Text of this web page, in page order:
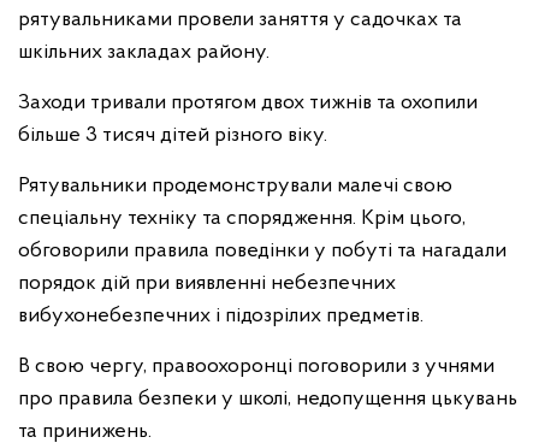
рятувальниками провели заняття у садочках та
шкільних закладах району.
Заходи тривали протягом двох тижнів та охопили
більше 3 тисяч дітей різного віку.
Рятувальники продемонстрували малечі свою
спеціальну техніку та спорядження. Крім цього,
обговорили правила поведінки у побуті та нагадали
порядок дій при виявленні небезпечних
вибухонебезпечних і підозрілих предметів.
В свою чергу, правоохоронці поговорили з учнями
про правила безпеки у школі, недопущення цькувань
та принижень.